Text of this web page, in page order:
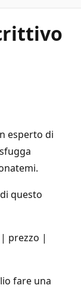
esperto di
questo
prezzo |
fare una